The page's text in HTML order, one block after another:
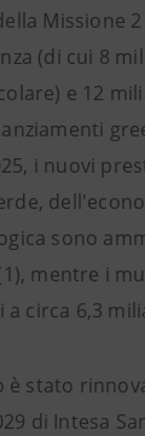
Missione
(di cui 8
e 12
i nuovi
sono
mentre i
circa 6,3
è stato
di Intesa